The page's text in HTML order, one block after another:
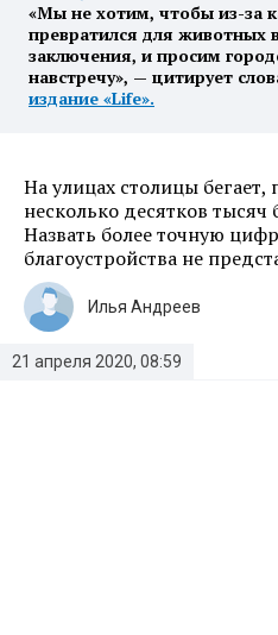
«Мы не хотим, чтобы из-за
превратился для животных
заключения, и просим
навстречу», — цитирует
издание «Life».
На улицах столицы
несколько десятков тысяч
Назвать более точную
благоустройства не
21 апреля 2020, 08:59
Илья Андреев